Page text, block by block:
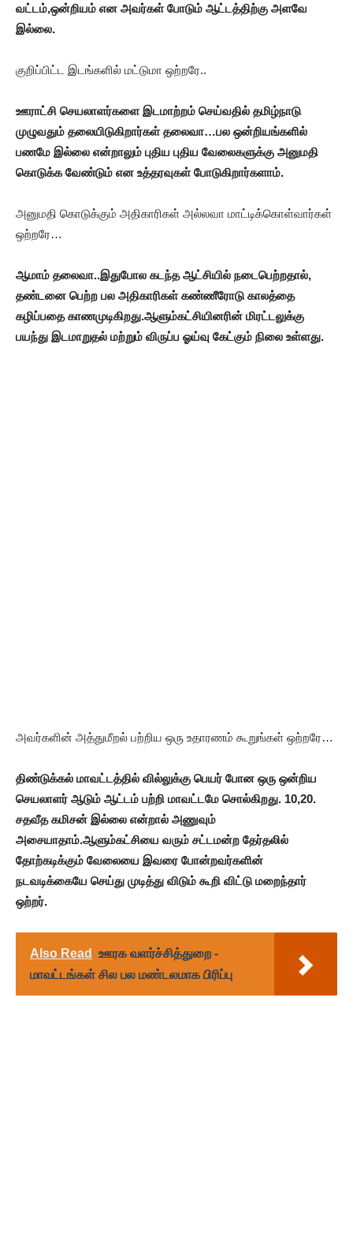
வட்டம்,ஒன்றியம் என அவர்கள் போடும் ஆட்டத்திற்கு அளவே
இல்லை.
குறிப்பிட்ட இடங்களில் மட்டுமா ஒற்றரே..
ஊராட்சி செயலாளர்களை இடமாற்றம் செய்வதில் தமிழ்நாடு
முழுவதும் தலையிடுகிறார்கள் தலைவா…பல ஒன்றியங்களில்
பணமே இல்லை என்றாலும் புதிய புதிய வேலைகளுக்கு அனுமதி
கொடுக்க வேண்டும் என உத்தரவுகள் போடுகிறார்களாம்.
அனுமதி கொடுக்கும் அதிகாரிகள் அல்லவா மாட்டிக்கொள்வார்கள்
ஒற்றரே…
ஆமாம் தலைவா..இதுபோல கடந்த ஆட்சியில் நடைபெற்றதால்,
தண்டனை பெற்ற பல அதிகாரிகள் கண்ணீரோடு காலத்தை
கழிப்பதை காணமுடிகிறது.ஆளும்கட்சியினரின் மிரட்டலுக்கு
பயந்து இடமாறுதல் மற்றும் விருப்ப ஓய்வு கேட்கும் நிலை உள்ளது.
அவர்களின் அத்துமீறல் பற்றிய ஒரு உதாரணம் கூறுங்கள் ஒற்றரே…
திண்டுக்கல் மாவட்டத்தில் வில்லுக்கு பெயர் போன ஒரு ஒன்றிய
செயலாளர் ஆடும் ஆட்டம் பற்றி மாவட்டமே சொல்கிறது. 10,20.
சதவீத கமிசன் இல்லை என்றால் அணுவும்
அசையாதாம்.ஆளும்கட்சியை வரும் சட்டமன்ற தேர்தலில்
தோற்கடிக்கும் வேலையை இவரை போன்றவர்களின்
நடவடிக்கையே செய்து முடித்து விடும் கூறி விட்டு மறைந்தார்
ஒற்றர்.
Also Read
ஊரக வளர்ச்சித்துறை -
மாவட்டங்கள் சில பல மண்டலமாக பிரிப்பு